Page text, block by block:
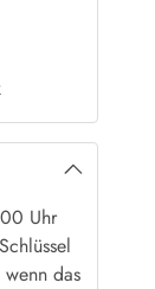
Uhr
das